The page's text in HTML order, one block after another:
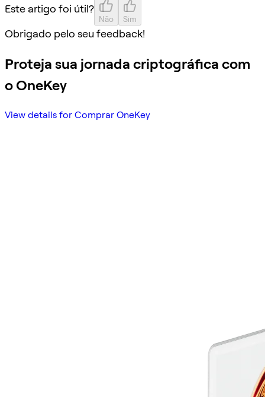
Este artigo foi útil?
Não Sim
Obrigado pelo seu feedback!
Proteja sua jornada criptográfica com
o OneKey
View details for Comprar OneKey